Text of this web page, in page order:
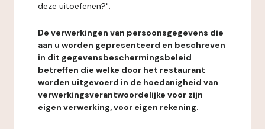
deze uitoefenen?".
De verwerkingen van persoonsgegevens die
aan u worden gepresenteerd en beschreven
in dit gegevensbeschermingsbeleid
betreffen die welke door het restaurant
worden uitgevoerd in de hoedanigheid van
verwerkingsverantwoordelijke voor zijn
eigen verwerking, voor eigen rekening.